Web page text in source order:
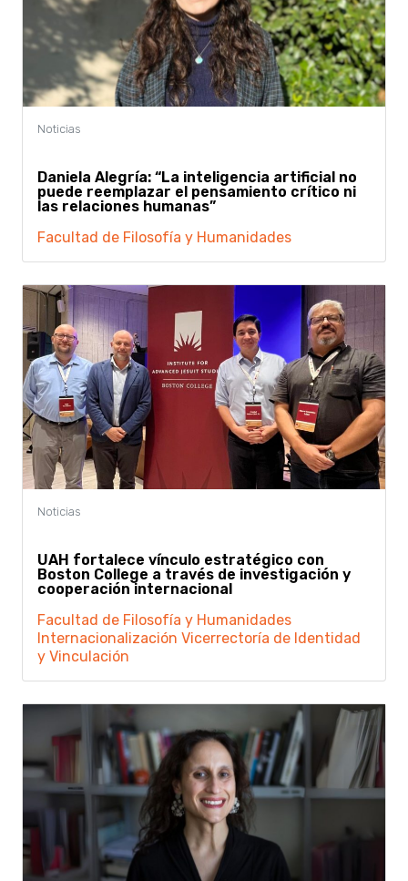
Daniela Alegría: “La inteligencia artificial no
puede reemplazar el pensamiento crítico ni
las relaciones humanas”
Facultad de Filosofía y Humanidades
UAH fortalece vínculo estratégico con
Boston College a través de investigación y
cooperación internacional
Facultad de Filosofía y Humanidades
Internacionalización Vicerrectoría de Identidad
y Vinculación